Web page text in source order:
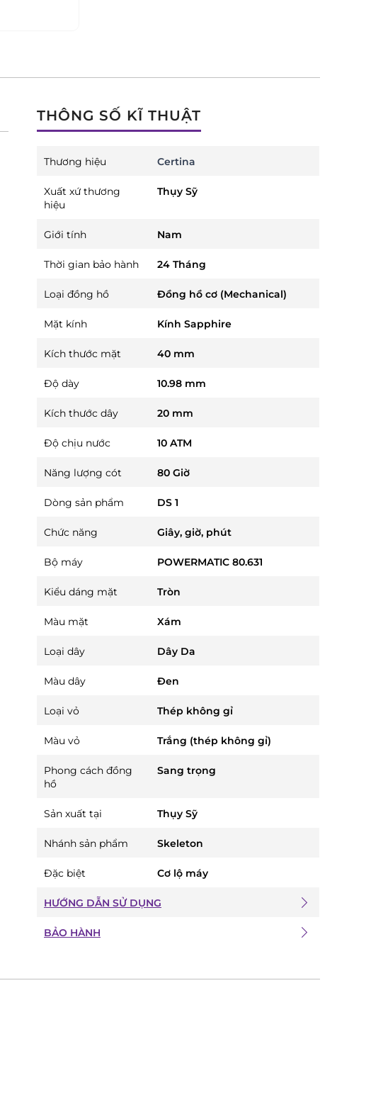
THÔNG SỐ KĨ THUẬT
Thương hiệu Certina
Xuất xứ thương
hiệu
Thụy Sỹ
Giới tính Nam
Thời gian bảo hành 24 Tháng
Loại đồng hồ Đồng hồ cơ (Mechanical)
Mặt kính Kính Sapphire
Kích thước mặt 40 mm
Độ dày 10.98 mm
Kích thước dây 20 mm
Độ chịu nước 10 ATM
Năng lượng cót 80 Giờ
Dòng sản phẩm DS 1
Chức năng Giây, giờ, phút
Bộ máy POWERMATIC 80.631
Kiểu dáng mặt Tròn
Màu mặt Xám
Loại dây Dây Da
Màu dây Đen
Loại vỏ Thép không gỉ
Màu vỏ Trắng (thép không gỉ)
Phong cách đồng
hồ
Sang trọng
Sản xuất tại Thụy Sỹ
Nhánh sản phẩm Skeleton
Đặc biệt Cơ lộ máy
HƯỚNG DẪN SỬ DỤNG
BẢO HÀNH